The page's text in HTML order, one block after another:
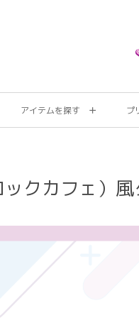
アイテムを探す プ
クカフェ）